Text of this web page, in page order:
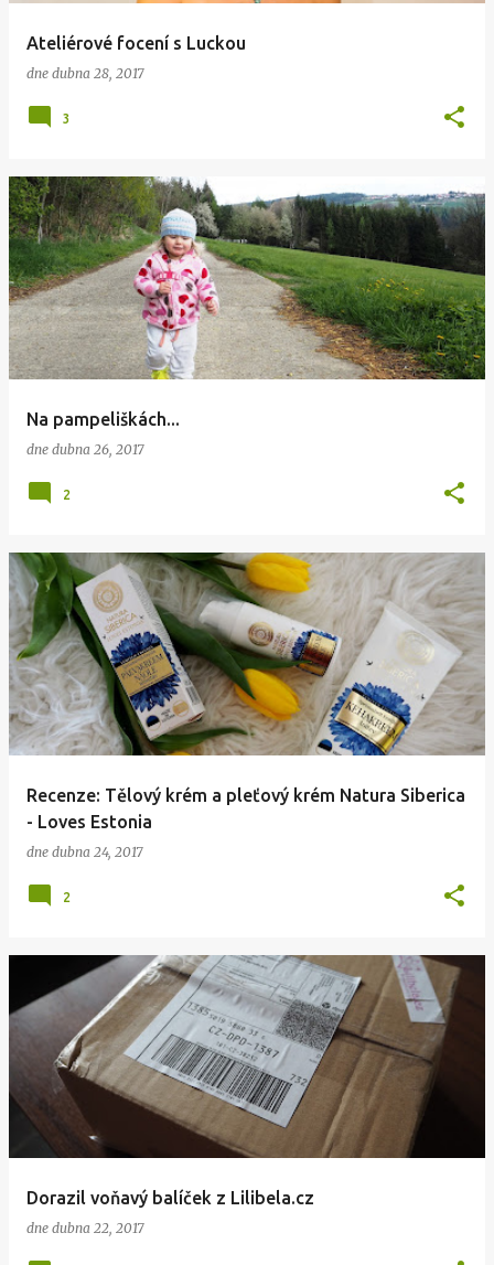
Ateliérové focení s Luckou
dne dubna 28, 2017
3
Na pampeliškách...
dne dubna 26, 2017
2
Recenze: Tělový krém a pleťový krém Natura Siberica
- Loves Estonia
dne dubna 24, 2017
2
Dorazil voňavý balíček z Lilibela.cz
dne dubna 22, 2017